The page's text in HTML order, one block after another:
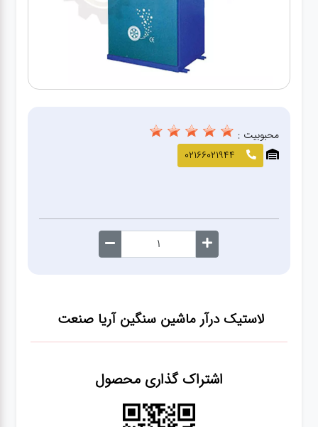
دیاگ
صافکاری
و نقاشی
کارواش
معاینه
فنی
لاستیک درآر ماشین سنگین آریا صنعت
اشتراک گذاری محصول
محبوبیت :
02166021944